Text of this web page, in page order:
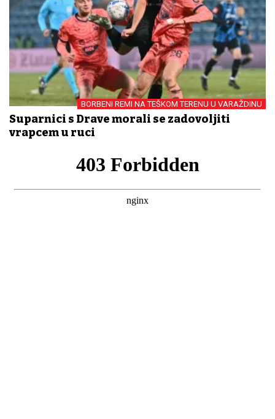
BORBENI REMI NA TEŠKOM TERENU U VARAŽDINU
Suparnici s Drave morali se zadovoljiti
vrapcem u ruci